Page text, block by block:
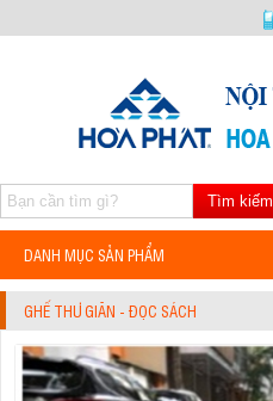
Tìm kiếm
DANH MỤC SẢN PHẨM
GHẾ THƯ GIÃN - ĐỌC SÁCH